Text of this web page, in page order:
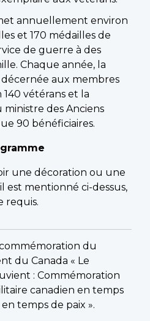
annuellement environ
et 170 médailles de
de guerre à des
Chaque année, la
aux membres
140 vétérans et la
des Anciens
90 bénéficiaires.
une décoration ou une
est mentionné ci-dessus,
requis.
du
du Canada « Le
: Commémoration
canadien en temps
temps de paix ».